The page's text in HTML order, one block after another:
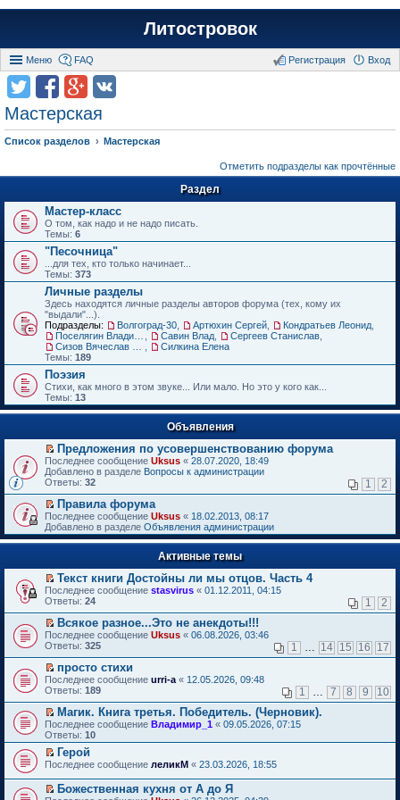
Литостровок
Меню FAQ Вход
Регистрация
Мастерская
Список разделов Мастерская
Отметить подразделы как прочтённые
Раздел
Мастер-класс
О том, как надо и не надо писать.
Темы: 6
"Песочница"
...для тех, кто только начинает...
Темы: 373
Личные разделы
Здесь находятся личные разделы авторов форума (тех, кому их
"выдали"...).
Подразделы:
Волгоград-30 Артюхин Сергей Кондратьев Леонид
Савин Влад Сергеев Станислав
Силкина Елена
Темы: 189
Поэзия
Стихи, как много в этом звуке... Или мало. Но это у кого как...
Темы: 13
Объявления
П
е
р
й
т
и
к
п
в
о
м
у
н
е
п
р
о
ч
и
т
а
н
н
о
м
у
с
о
о
Предложения по усовершенствованию форума
Последнее сообщение Uksus « 28.07.2020, 18:49
Добавлено в разделе Вопросы к администрации
Ответы: 32 1 2
П
е
р
е
т
и
к
п
р
в
о
м
у
н
е
п
р
о
ч
и
т
а
н
н
о
Правила форума
Последнее сообщение Uksus « 18.02.2013, 08:17
Добавлено в разделе Объявления администрации
Активные темы
П
е
е
й
т
и
п
е
р
в
о
м
у
н
е
п
р
о
Текст книги Достойны ли мы отцов. Часть 4
Последнее сообщение stasvirus « 01.12.2011, 04:15
Ответы: 24 1 2
П
е
е
й
т
и
к
п
е
р
в
о
м
у
н
Всякое разное...Это не анекдоты!!!
Последнее сообщение Uksus « 06.08.2026, 03:46
Ответы: 325 1 … 14 15 16 17
П
е
е
й
т
и
п
р
в
просто стихи
Последнее сообщение urri-a « 12.05.2026, 09:48
Ответы: 189 1 … 7 8 9 10
П
е
р
й
и
к
Магик. Книга третья. Победитель. (Черновик).
Последнее сообщение Владимир_1 « 09.05.2026, 07:15
Ответы: 10
П
р
е
Герой
Последнее сообщение леликМ « 23.03.2026, 18:55
Божественная кухня от А до Я